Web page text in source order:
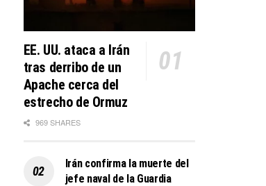
EE. UU. ataca a Irán
tras derribo de un
Apache cerca del
estrecho de Ormuz
969 SHARES
Irán confirma la muerte del
jefe naval de la Guardia